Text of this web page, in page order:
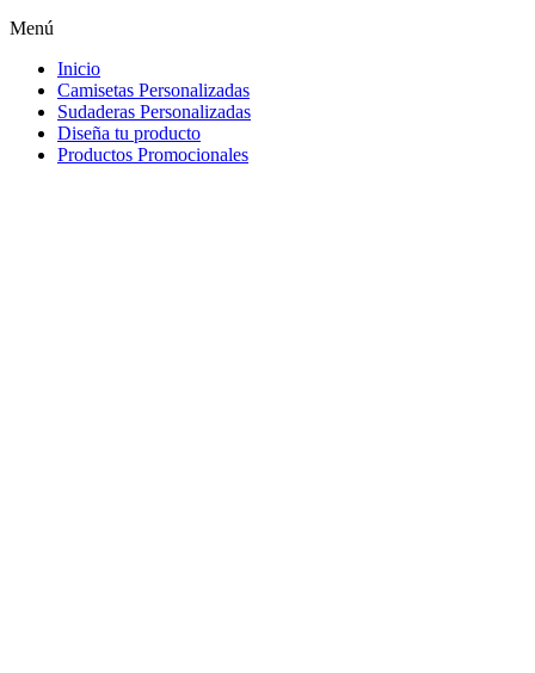
Menú
Inicio
Camisetas Personalizadas
Sudaderas Personalizadas
Diseña tu producto
Productos Promocionales